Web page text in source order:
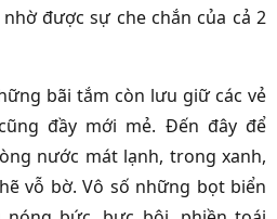
được sự che chắn của cả 2
bãi tắm còn lưu giữ các vẻ
đầy mới mẻ. Đến đây để
nước mát lạnh, trong xanh,
vỗ bờ. Vô số những bọt biển